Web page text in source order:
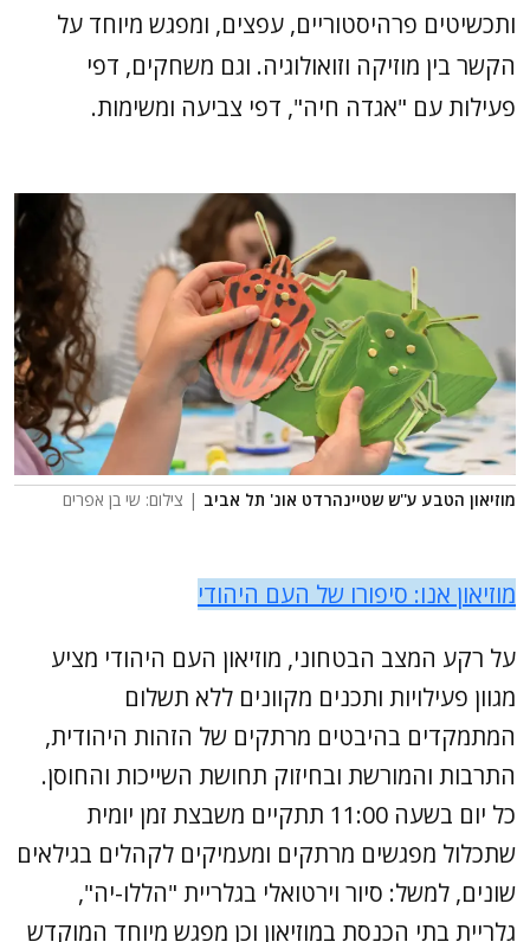
ותכשיטים פרהיסטוריים, עפצים, ומפגש מיוחד על
הקשר בין מוזיקה וזואולוגיה. וגם משחקים, דפי
פעילות עם "אגדה חיה", דפי צביעה ומשימות.
מוזיאון הטבע ע''ש שטיינהרדט אונ' תל אביב | צילום: שי בן אפרים
מוזיאון אנו: סיפורו של העם היהודי
על רקע המצב הבטחוני, מוזיאון העם היהודי מציע
מגוון פעילויות ותכנים מקוונים ללא תשלום
המתמקדים בהיבטים מרתקים של הזהות היהודית,
התרבות והמורשת ובחיזוק תחושת השייכות והחוסן.
כל יום בשעה 11:00 תתקיים משבצת זמן יומית
שתכלול מפגשים מרתקים ומעמיקים לקהלים בגילאים
שונים, למשל: סיור וירטואלי בגלריית "הללו-יה",
גלריית בתי הכנסת במוזיאון וכן מפגש מיוחד המוקדש